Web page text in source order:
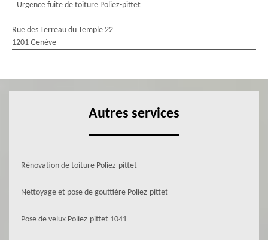
Urgence fuite de toiture Poliez-pittet
Rue des Terreau du Temple 22
1201 Genève
Autres services
Rénovation de toiture Poliez-pittet
Nettoyage et pose de gouttière Poliez-pittet
Pose de velux Poliez-pittet 1041